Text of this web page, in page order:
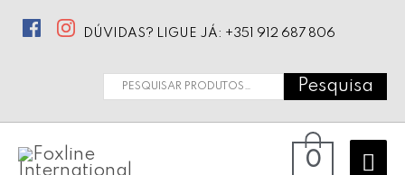
DÚVIDAS? LIGUE JÁ: +351 912 687 806
Pesquisar
Pesquisa
0